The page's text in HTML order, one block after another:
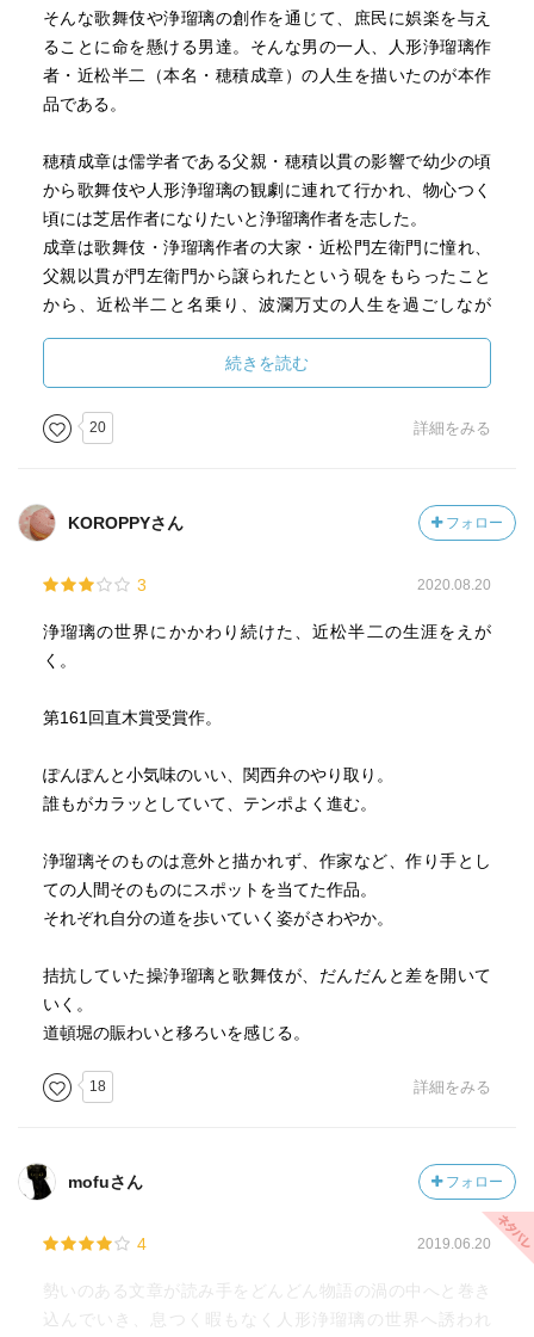
そんな歌舞伎や浄瑠璃の創作を通じて、庶民に娯楽を与え
ることに命を懸ける男達。そんな男の一人、人形浄瑠璃作
者・近松半二（本名・穂積成章）の人生を描いたのが本作
品である。
穂積成章は儒学者である父親・穂積以貫の影響で幼少の頃
から歌舞伎や人形浄瑠璃の観劇に連れて行かれ、物心つく
頃には芝居作者になりたいと浄瑠璃作者を志した。
成章は歌舞伎・浄瑠璃作者の大家・近松門左衛門に憧れ、
父親以貫が門左衛門から譲られたという硯をもらったこと
から、近松半二と名乗り、波瀾万丈の人生を過ごしなが
本作は近松半二の生まれから死ぬまでという半二の生涯を
描いており、伝記的で単に出来事を羅列するような冗長な
感じになるのではないのかと思われたが、全くそんなこと
る。
特に本書の後半になればなるほど、半二達芝居作者が「物
その執念に読者は飲み込まれていく。
そして歌舞伎と浄瑠璃のライバル関係や半二と人気歌舞伎
有り様がありありと目に浮かぶのである。
か、俳優が演じるかの違いであり、実際に浄瑠璃でヒット
した演目を歌舞伎でやったり、逆に歌舞伎の演目を浄瑠璃
でやったりしていたようだ。
歌舞伎に人気を押され気味であった人形浄瑠璃であるが、
を想定して作っており、俳優では演じられないだろうとい
なかでも半二作の傑作浄瑠璃『妹背山婦女庭訓訓』に登場
するうら若き町娘『お三輪』がその典型だろう。
た女性の本来の姿を描き出し、自分の恋相手の為ならと自
らの命も進んで捨てるようなヒロインである。
そんな半二の想いをよそに浄瑠璃版『妹背山婦女庭訓訓』
続きを読む
20 詳細をみる
KOROPPYさん フォロー
3 2020.08.20
浄瑠璃の世界にかかわり続けた、近松半二の生涯をえが
く。
第161回直木賞受賞作。
ぽんぽんと小気味のいい、関西弁のやり取り。
誰もがカラッとしていて、テンポよく進む。
浄瑠璃そのものは意外と描かれず、作家など、作り手とし
ての人間そのものにスポットを当てた作品。
それぞれ自分の道を歩いていく姿がさわやか。
拮抗していた操浄瑠璃と歌舞伎が、だんだんと差を開いて
いく。
道頓堀の賑わいと移ろいを感じる。
18 詳細をみる
mofuさん フォロー
4 2019.06.20
勢いのある文章が読み手をどんどん物語の渦の中へと巻き
込んでいき、息つく暇もなく人形浄瑠璃の世界へ誘われ